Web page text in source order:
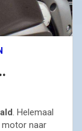
. Helemaal
motor naar